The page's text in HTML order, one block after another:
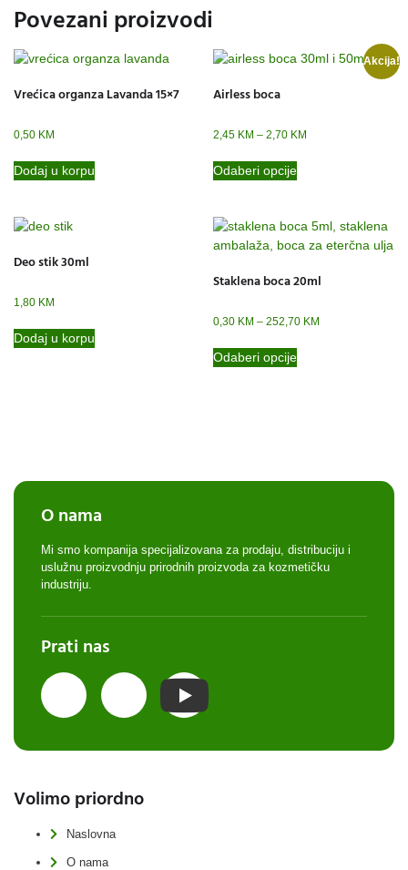
Povezani proizvodi
Vrećica organza Lavanda 15×7
0,50 KM
Dodaj u korpu
Akcija!
Airless boca
2,45 KM – 2,70 KM
Odaberi opcije
Deo stik 30ml
1,80 KM
Dodaj u korpu
Staklena boca 20ml
0,30 KM – 252,70 KM
Odaberi opcije
O nama
Mi smo kompanija specijalizovana za prodaju, distribuciju i
uslužnu proizvodnju prirodnih proizvoda za kozmetičku
industriju.
Prati nas
Volimo priordno
Naslovna
O nama